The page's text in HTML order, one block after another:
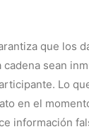
que los
cadena sean
Lo
en el
información